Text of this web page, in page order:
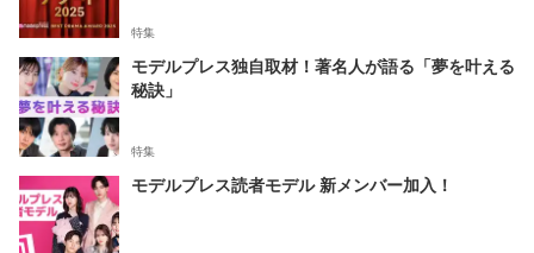
特集
モデルプレス独自取材！著名人が語る「夢を叶える
秘訣」
特集
モデルプレス読者モデル 新メンバー加入！